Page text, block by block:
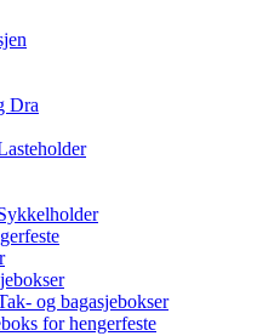
Dra
og bagasjebokser
for hengerfeste